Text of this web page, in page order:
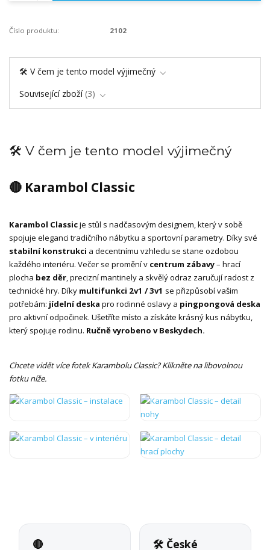
Číslo produktu: 2102
🛠️ V čem je tento model výjimečný
Související zboží 3
🛠️ V čem je tento model výjimečný
🔴 Karambol Classic
Karambol Classicje stůl s nadčasovým designem, který v sobě
spojuje eleganci tradičního nábytku a sportovní parametry. Díky své
stabilní konstrukci a decentnímu vzhledu se stane ozdobou
každého interiéru. Večer se promění v centrum zábavy– hrací
plocha bez děr, precizní mantinely a skvělý odraz zaručují radost z
technické hry. Díky multifunkci 2v1 / 3v1 se přizpůsobí vašim
potřebám: jídelní deska pro rodinné oslavy a pingpongová deska
pro aktivní odpočinek. Ušetříte místo a získáte krásný kus nábytku,
který spojuje rodinu. Ručně vyrobeno v Beskydech.
Chcete vidět více fotek Karambolu Classic? Klikněte na libovolnou
fotku níže.
🔴
🛠 České